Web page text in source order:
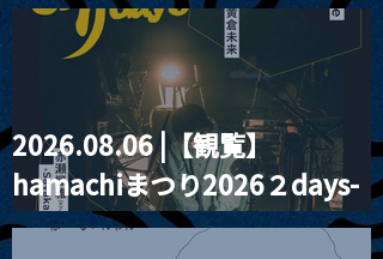
MoonRomantic
Channel1周年記念Live
2026.08.06 |【観覧】
hamachiまつり2026２days-
月見ル君想フ編②